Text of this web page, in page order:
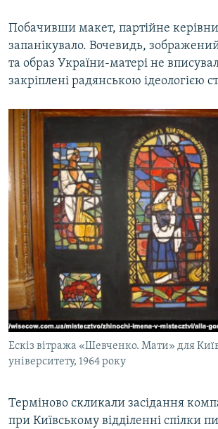
Побачивши макет, партійне
запанікувало. Вочевидь,
та образ України-матері не
закріплені радянською ідеологією
Ескіз вітража «Шевченко. Мати» для
університету, 1964 року
Терміново скликали засідання
при Київському відділенні спілки